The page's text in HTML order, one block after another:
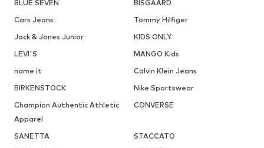
BLUE SEVEN
BISGAARD
Cars Jeans
Tommy Hilfiger
Jack & Jones Junior
KIDS ONLY
LEVI'S
MANGO Kids
name it
Calvin Klein Jeans
BIRKENSTOCK
Nike Sportswear
Champion Authentic Athletic
Apparel
CONVERSE
SANETTA
STACCATO